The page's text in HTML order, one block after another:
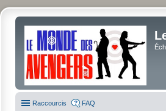
Raccourcis FAQ